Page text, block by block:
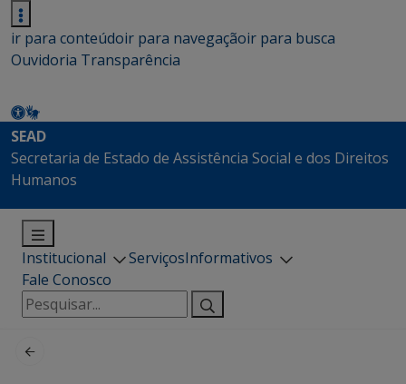
ir para conteúdoir para navegaçãoir para busca
Ouvidoria Transparência
SEAD
Secretaria de Estado de Assistência Social e dos Direitos
Humanos
Institucional ServiçosInformativos
Fale Conosco
Pesquisar
por: